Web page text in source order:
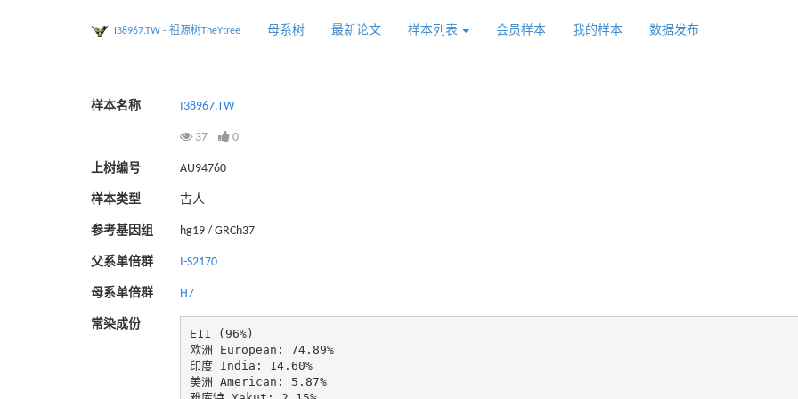
I38967.TW - 祖源树TheYtree 母系树 最新论文 样本列表 会员样本 我的样本 数据发布
样本名称 I38967.TW
37 0
上树编号 AU94760
样本类型 古人
参考基因组 hg19 / GRCh37
父系单倍群 I-S2170
母系单倍群 H7
常染成份
E11 (96%)
欧洲 European: 74.89%
印度 India: 14.60%
美洲 American: 5.87%